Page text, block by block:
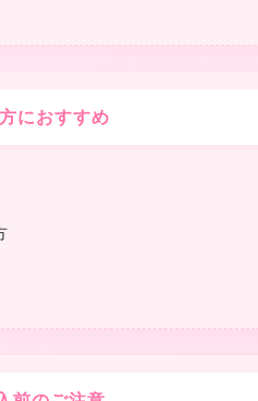
におすすめ